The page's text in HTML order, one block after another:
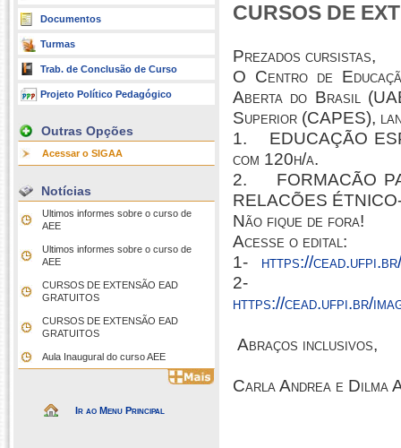
Documentos
Turmas
Trab. de Conclusão de Curso
Projeto Político Pedagógico
Outras Opções
Acessar o SIGAA
Notícias
Ultimos informes sobre o curso de
AEE
Ultimos informes sobre o curso de
AEE
CURSOS DE EXTENSÃO EAD
GRATUITOS
CURSOS DE EXTENSÃO EAD
GRATUITOS
Aula Inaugural do curso AEE
Ir ao Menu Principal
CURSOS DE
Prezados cursistas,
O Centro de
Aberta do Brasil
Superior (CAPES),
1. EDUCAÇÃO
com 120h/a.
2. FORMACÃO
RELACÕES
Não fique de fora!
Acesse o edital:
1- https://
https://cead.ufpi.br/
Abraços inclusivos,
Carla Andrea e Dilma